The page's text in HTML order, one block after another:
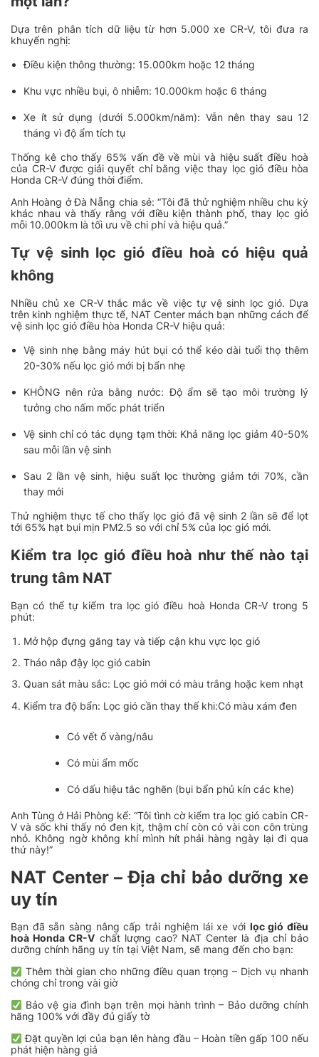
Dựa trên phân tích dữ liệu từ hơn 5.000 xe CR-V, tôi đưa ra
khuyến nghị:
Điều kiện thông thường: 15.000km hoặc 12 tháng
Khu vực nhiều bụi, ô nhiễm: 10.000km hoặc 6 tháng
Xe ít sử dụng (dưới 5.000km/năm): Vẫn nên thay sau 12
tháng vì độ ẩm tích tụ
Thống kê cho thấy 65% vấn đề về mùi và hiệu suất điều hoà
của CR-V được giải quyết chỉ bằng việc thay lọc gió điều hòa
Honda CR-V đúng thời điểm.
Anh Hoàng ở Đà Nẵng chia sẻ:“Tôi đã thử nghiệm nhiều chu kỳ
khác nhau và thấy rằng với điều kiện thành phố, thay lọc gió
mỗi 10.000km là tối ưu về chi phí và hiệu quả.”
Tự vệ sinh lọc gió điều hoà có hiệu quả
không
Nhiều chủ xe CR-V thắc mắc về việc tự vệ sinh lọc gió. Dựa
trên kinh nghiệm thực tế, NAT Center mách bạn những cách để
vệ sinh lọc gió điều hòa Honda CR-V hiệu quả:
Vệ sinh nhẹ bằng máy hút bụi có thể kéo dài tuổi thọ thêm
20-30% nếu lọc gió mới bị bẩn nhẹ
KHÔNG nên rửa bằng nước: Độ ẩm sẽ tạo môi trường lý
tưởng cho nấm mốc phát triển
Vệ sinh chỉ có tác dụng tạm thời: Khả năng lọc giảm 40-50%
sau mỗi lần vệ sinh
Sau 2 lần vệ sinh, hiệu suất lọc thường giảm tới 70%, cần
thay mới
Thử nghiệm thực tế cho thấy lọc gió đã vệ sinh 2 lần sẽ để lọt
tới 65% hạt bụi mịn PM2.5 so với chỉ 5% của lọc gió mới.
Kiểm tra lọc gió điều hoà như thế nào tại
trung tâm NAT
Bạn có thể tự kiểm tra lọc gió điều hoà Honda CR-V trong 5
phút:
Mở hộp đựng găng tay và tiếp cận khu vực lọc gió
Tháo nắp đậy lọc gió cabin
Quan sát màu sắc: Lọc gió mới có màu trắng hoặc kem nhạt
Kiểm tra độ bẩn: Lọc gió cần thay thế khi:Có màu xám đen
Có vết ố vàng/nâu
Có mùi ẩm mốc
Có dấu hiệu tắc nghẽn (bụi bẩn phủ kín các khe)
Anh Tùng ở Hải Phòng kể: “Tôi tình cờ kiểm tra lọc gió cabin CR-
V và sốc khi thấy nó đen kịt, thậm chí còn có vài con côn trùng
nhỏ. Không ngờ không khí mình hít phải hàng ngày lại đi qua
thứ này!”
NAT Center – Địa chỉ bảo dưỡng xe
uy tín
Bạn đã sẵn sàng nâng cấp trải nghiệm lái xe với lọc gió điều
hoà Honda CR-V chất lượng cao? NAT Center là địa chỉ bảo
dưỡng chính hãng uy tín tại Việt Nam, sẽ mang đến cho bạn:
Thêm thời gian cho những điều quan trọng – Dịch vụ nhanh
chóng chỉ trong vài giờ
Bảo vệ gia đình bạn trên mọi hành trình – Bảo dưỡng chính
hãng 100% với đầy đủ giấy tờ
Đặt quyền lợi của bạn lên hàng đầu – Hoàn tiền gấp 100 nếu
phát hiện hàng giả